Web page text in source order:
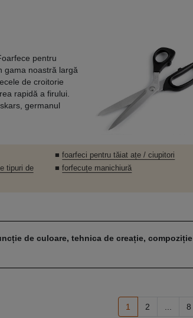
pentru
gama noastră largă
de croitorie
rapidă a firului.
germanul
tipuri de
■foarfeci pentru tăiat ațe / ciupitori
■forfecuțe manichiură
de culoare, tehnica de creație, compoziție
1 2 8